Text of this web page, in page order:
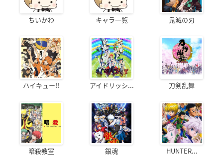
ちいかわ キャラ一覧 鬼滅の刃
ハイキュー!! アイドリッシ... 刀剣乱舞
暗殺教室 銀魂 HUNTER...